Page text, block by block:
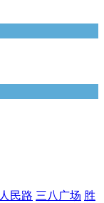
人民路 三八广场 胜